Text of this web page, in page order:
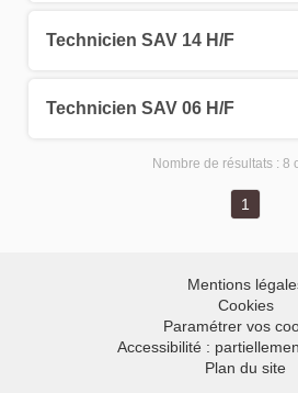
Technicien SAV 14 H/F
Technicien SAV 06 H/F
Nombre de résultats : 8
1
Mentions
Cookies
Paramétrer vos
Accessibilité :
Plan du site